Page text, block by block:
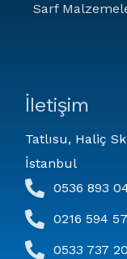
Sarf
İletişim
Tatlısu, Haliç
İstanbul
0536 893
0216 594
0533 737